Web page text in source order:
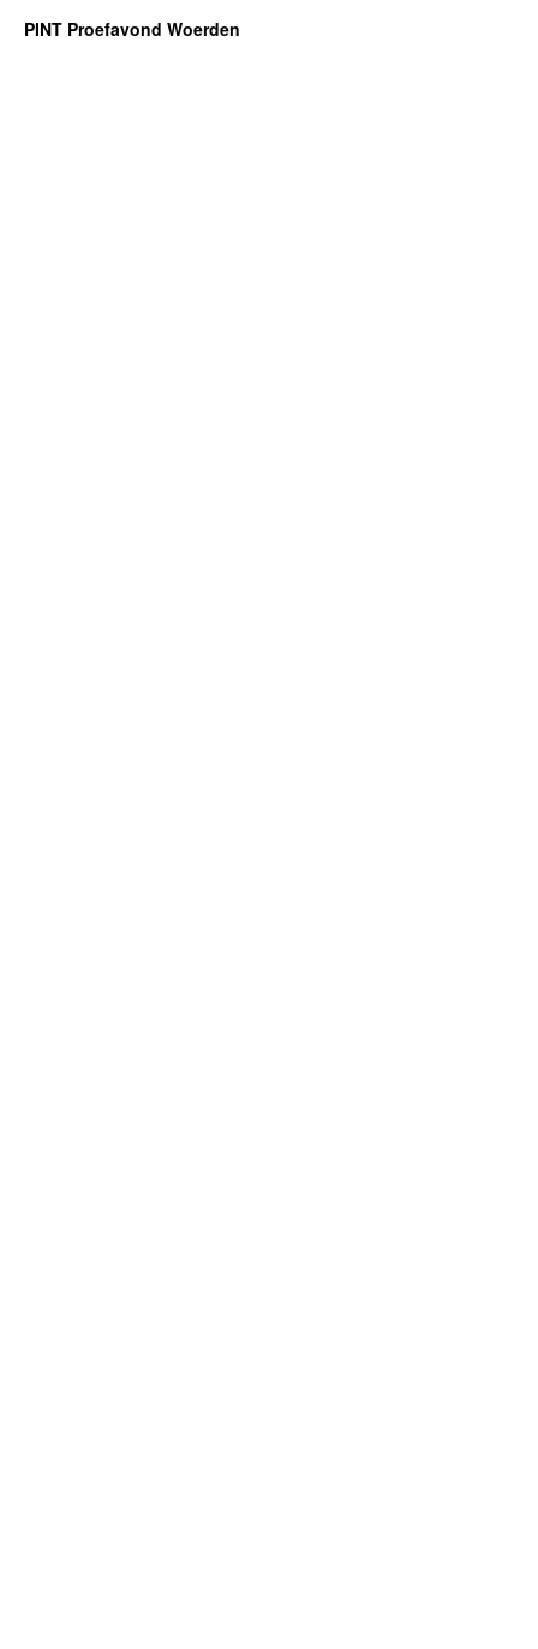
PINT Proefavond Woerden